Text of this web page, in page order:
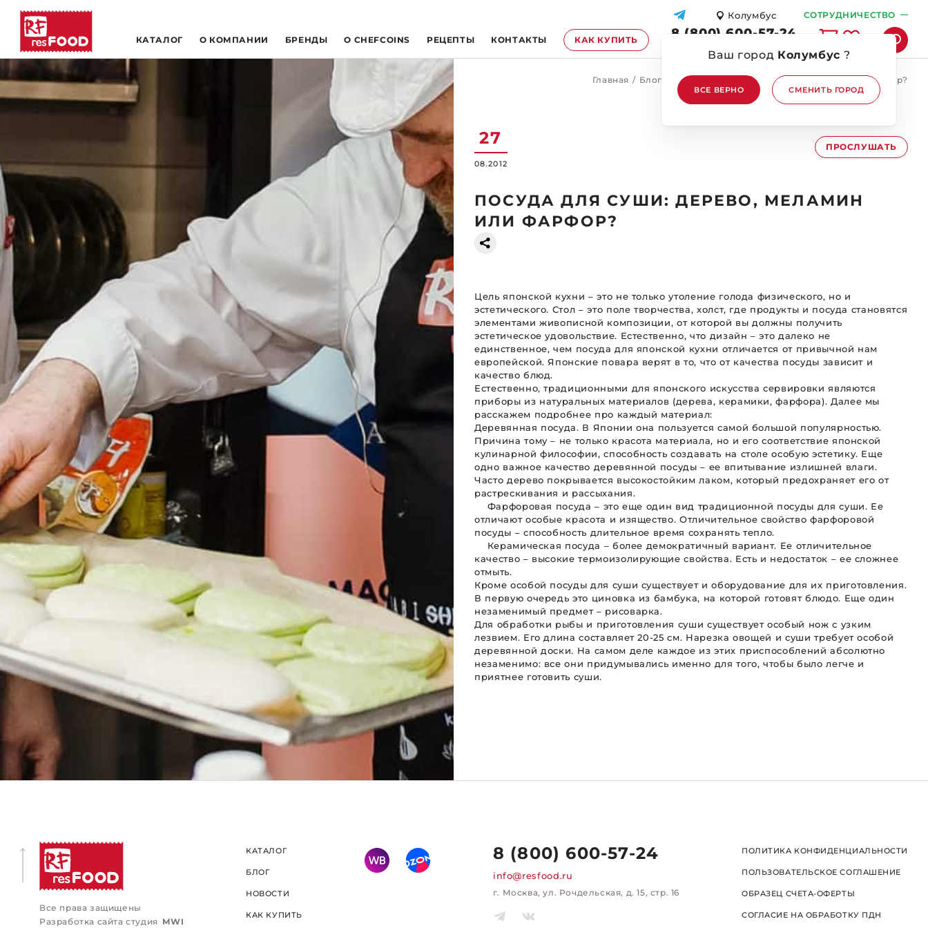
Колумбус
Ваш город Колумбус ?
ВСЕ ВЕРНО СМЕНИТЬ ГОРОД
СОТРУДНИЧЕСТВО
КАТАЛОГ О КОМПАНИИ БРЕНДЫ O CHEFCOINS РЕЦЕПТЫ КОНТАКТЫ КАК КУПИТЬ 8 (800) 600-57-24
Главная / Блог Посуда для суши: дерево, меламин или фарфор?
27
08.2012
ПРОСЛУШАТЬ
ПОСУДА ДЛЯ СУШИ: ДЕРЕВО, МЕЛАМИН
ИЛИ ФАРФОР?
Цель японской кухни – это не только утоление голода физического, но и
эстетического. Стол – это поле творчества, холст, где продукты и посуда становятся
элементами живописной композиции, от которой вы должны получить
эстетическое удовольствие. Естественно, что дизайн – это далеко не
единственное, чем посуда для японской кухни отличается от привычной нам
европейской. Японские повара верят в то, что от качества посуды зависит и
качество блюд.
Естественно, традиционными для японского искусства сервировки являются
приборы из натуральных материалов (дерева, керамики, фарфора). Далее мы
расскажем подробнее про каждый материал:
Деревянная посуда. В Японии она пользуется самой большой популярностью.
Причина тому – не только красота материала, но и его соответствие японской
кулинарной философии, способность создавать на столе особую эстетику. Еще
одно важное качество деревянной посуды – ее впитывание излишней влаги.
Часто дерево покрывается высокостойким лаком, который предохраняет его от
растрескивания и рассыхания.
Фарфоровая посуда – это еще один вид традиционной посуды для суши. Ее
отличают особые красота и изящество. Отличительное свойство фарфоровой
посуды – способность длительное время сохранять тепло.
Керамическая посуда – более демократичный вариант. Ее отличительное
качество – высокие термоизолирующие свойства. Есть и недостаток – ее сложнее
отмыть.
Кроме особой посуды для суши существует и оборудование для их приготовления.
В первую очередь это циновка из бамбука, на которой готовят блюдо. Еще один
незаменимый предмет – рисоварка.
Для обработки рыбы и приготовления суши существует особый нож с узким
лезвием. Его длина составляет 20-25 см. Нарезка овощей и суши требует особой
деревянной доски. На самом деле каждое из этих приспособлений абсолютно
незаменимо: все они придумывались именно для того, чтобы было легче и
приятнее готовить суши.
Все права защищены
Разработка сайта студия MWI
КАТАЛОГ
БЛОГ
НОВОСТИ
КАК КУПИТЬ
8 (800) 600-57-24
info@resfood.ru
г. Москва, ул. Рочдельская, д. 15, стр. 16
ПОЛИТИКА КОНФИДЕНЦИАЛЬНОСТИ
ПОЛЬЗОВАТЕЛЬСКОЕ СОГЛАШЕНИЕ
ОБРАЗЕЦ СЧЕТА-ОФЕРТЫ
СОГЛАСИЕ НА ОБРАБОТКУ ПДН